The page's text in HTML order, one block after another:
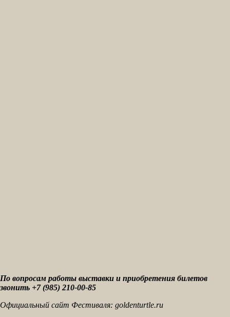
По вопросам работы выставки и приобретения билетов
звонить +7 (985) 210-00-85
Официальный сайт Фестиваля: goldenturtle.ru